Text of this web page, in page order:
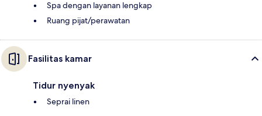
Spa dengan layanan lengkap
Ruang pijat/perawatan
Fasilitas kamar
Tidur nyenyak
Seprai linen